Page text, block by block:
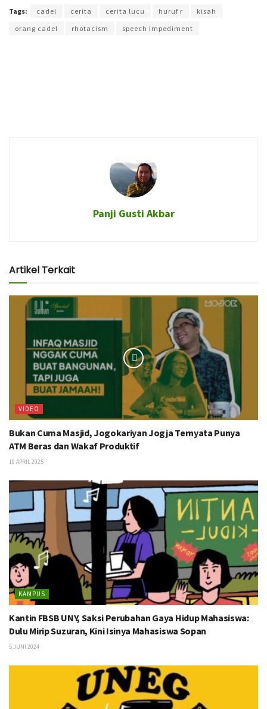
Tags: cadel cerita cerita lucu huruf r
kisah
orang cadel
rhotacism speech impediment
Panji Gusti Akbar
Artikel Terkait
VIDEO
Bukan Cuma Masjid, Jogokariyan Jogja Ternyata Punya
ATM Beras dan Wakaf Produktif
19 APRIL 2025
KAMPUS
Kantin FBSB UNY, Saksi Perubahan Gaya Hidup Mahasiswa:
Dulu Mirip Suzuran, Kini Isinya Mahasiswa Sopan
5 JUNI 2024